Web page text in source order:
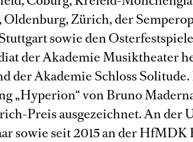
Oldenburg, Zürich, der
sowie den
der Akademie Musiktheater
der Akademie Schloss Solitude.
„Hyperion“ von Bruno
Preis ausgezeichnet. An der
sowie seit 2015 an der